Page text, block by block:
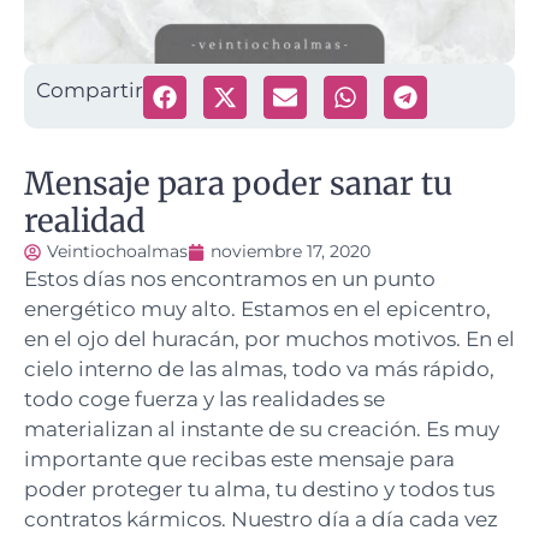
Compartir
Mensaje para poder sanar tu
realidad
Veintiochoalmas noviembre 17, 2020
Estos días nos encontramos en un punto
energético muy alto. Estamos en el epicentro,
en el ojo del huracán, por muchos motivos. En el
cielo interno de las almas, todo va más rápido,
todo coge fuerza y las realidades se
materializan al instante de su creación. Es muy
importante que recibas este mensaje para
poder proteger tu alma, tu destino y todos tus
contratos kármicos. Nuestro día a día cada vez